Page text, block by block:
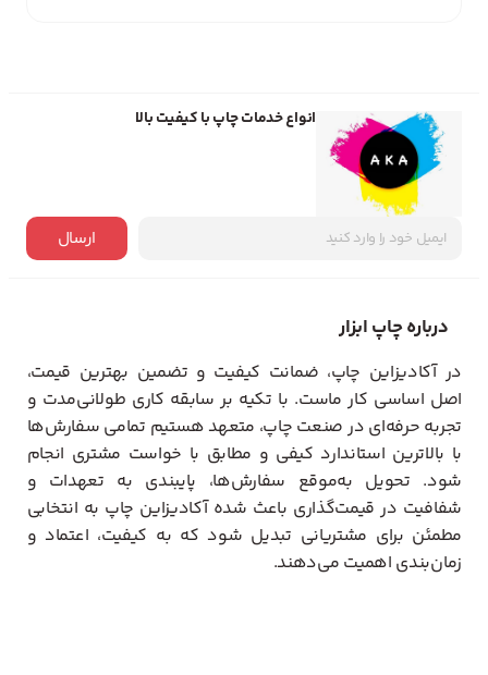
انواع خدمات چاپ با کیفیت بالا
ارسال
درباره چاپ ابزار
در آکادیزاین چاپ، ضمانت کیفیت و تضمین بهترین قیمت،
اصل اساسی کار ماست. با تکیه بر سابقه کاری طولانی‌مدت و
تجربه حرفه‌ای در صنعت چاپ، متعهد هستیم تمامی سفارش‌ها
با بالاترین استاندارد کیفی و مطابق با خواست مشتری انجام
شود. تحویل به‌موقع سفارش‌ها، پایبندی به تعهدات و
شفافیت در قیمت‌گذاری باعث شده آکادیزاین چاپ به انتخابی
مطمئن برای مشتریانی تبدیل شود که به کیفیت، اعتماد و
زمان‌بندی اهمیت می‌دهند.